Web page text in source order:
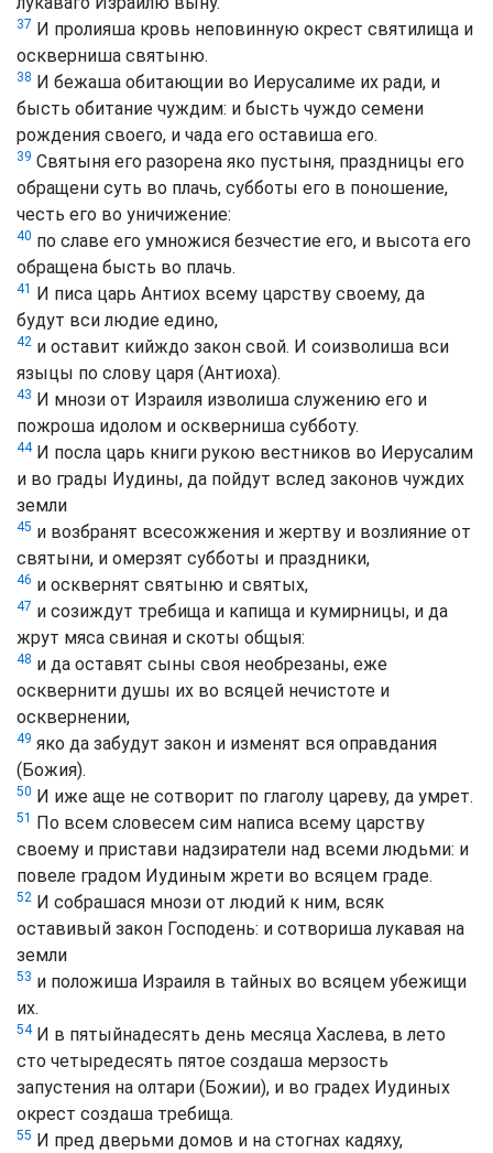
37 И пролияша кровь неповинную окрест святилища и
оскверниша святыню.
38 И бежаша обитающии во Иерусалиме их ради, и
бысть обитание чуждим: и бысть чуждо семени
рождения своего, и чада его оставиша его.
39 Святыня его разорена яко пустыня, праздницы его
обращени суть во плачь, субботы его в поношение,
честь его во уничижение:
40 по славе его умножися безчестие его, и высота его
обращена бысть во плачь.
41
И писа царь Антиох всему царству своему, да
будут вси людие едино,
42 и оставит кийждо закон свой. И соизволиша вси
языцы по слову царя (Антиоха).
43 И мнози от Израиля изволиша служению его и
пожроша идолом и оскверниша субботу.
44И посла царь книги рукою вестников во Иерусалим
и во грады Иудины, да пойдут вслед законов чуждих
земли
45 и возбранят всесожжения и жертву и возлияние от
святыни, и омерзят субботы и праздники,
46 и осквернят святыню и святых,
47 и созиждут требища и капища и кумирницы, и да
жрут мяса свиная и скоты общыя:
48 и да оставят сыны своя необрезаны, еже
осквернити душы их во всяцей нечистоте и
осквернении,
49 яко да забудут закон и изменят вся оправдания
(Божия).
50 И иже аще не сотворит по глаголу цареву, да умрет.
51
По всем словесем сим написа всему царству
своему и пристави надзиратели над всеми людьми: и
повеле градом Иудиным жрети во всяцем граде.
52 И собрашася мнози от людий к ним, всяк
оставивый закон Господень: и сотвориша лукавая на
земли
53 и положиша Израиля в тайных во всяцем убежищи
их.
54И в пятыйнадесять день месяца Хаслева, в лето
сто четыредесять пятое создаша мерзость
запустения на олтари (Божии), и во градех Иудиных
окрест создаша требища.
55 И пред дверьми домов и на стогнах кадяху,